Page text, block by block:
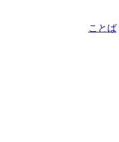
ことば